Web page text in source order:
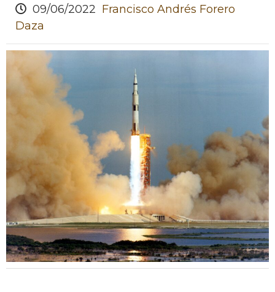
09/06/2022 Francisco Andrés Forero
Daza